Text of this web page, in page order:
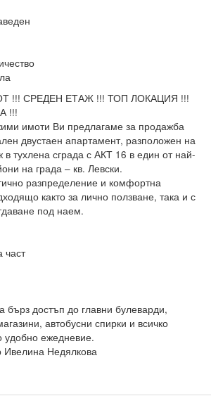
!!! СРЕДЕН ЕТАЖ !!! ТОП ЛОКАЦИЯ !!!
!!!
имоти Ви предлагаме за продажба
двустаен апартамент, разположен на
тухлена сграда с АКТ 16 в един от най-
на града – кв. Левски.
разпределение и комфортна
както за лично ползване, така и с
под наем.
част
бърз достъп до главни булеварди,
автобусни спирки и всичко
удобно ежедневие.
Ивелина Недялкова